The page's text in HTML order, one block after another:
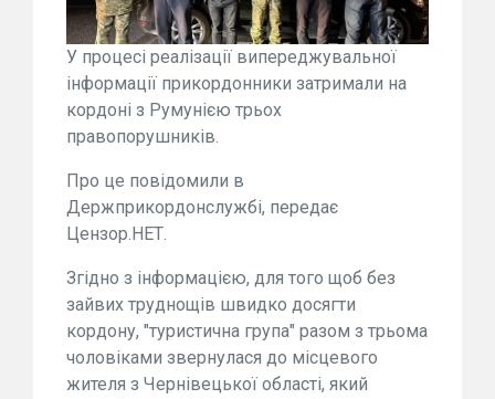
У процесі реалізації випереджувальної
інформації прикордонники затримали на
кордоні з Румунією трьох
правопорушників.
Про це повідомили в
Держприкордонслужбі, передає
Цензор.НЕТ.
Згідно з інформацією, для того щоб без
зайвих труднощів швидко досягти
кордону, "туристична група" разом з трьома
чоловіками звернулася до місцевого
жителя з Чернівецької області, який